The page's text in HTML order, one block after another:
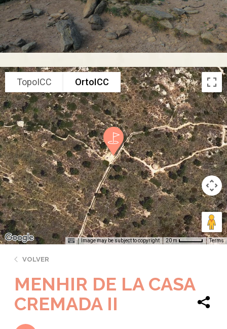
TopoICC OrtoICC
Image may be subject to copyright 20 m Terms
VOLVER
MENHIR DE LA CASA
CREMADA II